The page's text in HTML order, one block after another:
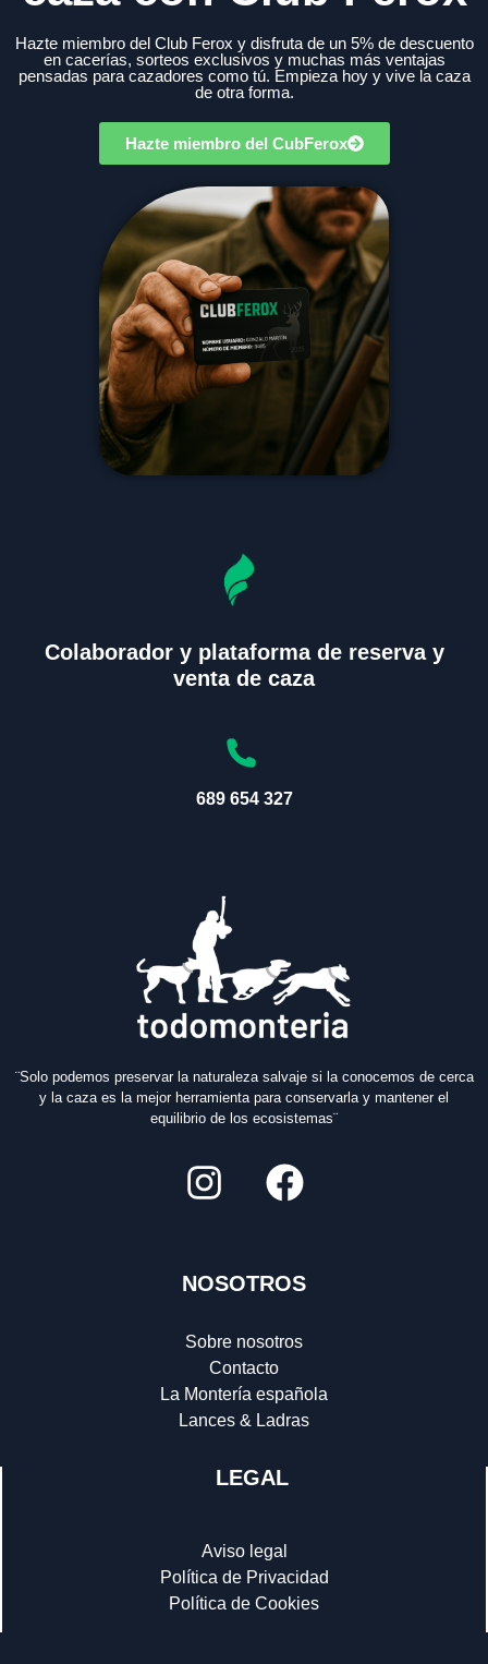
Hazte miembro del Club Ferox y disfruta de un 5% de descuento
en cacerías, sorteos exclusivos y muchas más ventajas
pensadas para cazadores como tú. Empieza hoy y vive la caza
de otra forma.
Hazte miembro del CubFerox
Colaborador y plataforma de reserva y
venta de caza
689 654 327
¨Solo podemos preservar la naturaleza salvaje si la conocemos de cerca
y la caza es la mejor herramienta para conservarla y mantener el
equilibrio de los ecosistemas¨
NOSOTROS
Sobre nosotros
Contacto
La Montería española
Lances & Ladras
LEGAL
Aviso legal
Política de Privacidad
Política de Cookies